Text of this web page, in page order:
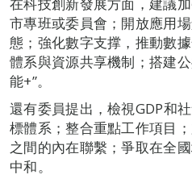
市專班或委員會；開放應用
態；強化數字支撑，推動數
體系與資源共享機制；搭建
能+”。
還有委員提出，檢視GDP和
標體系；整合重點工作項目
之間的內在聯繫；爭取在全
中和。